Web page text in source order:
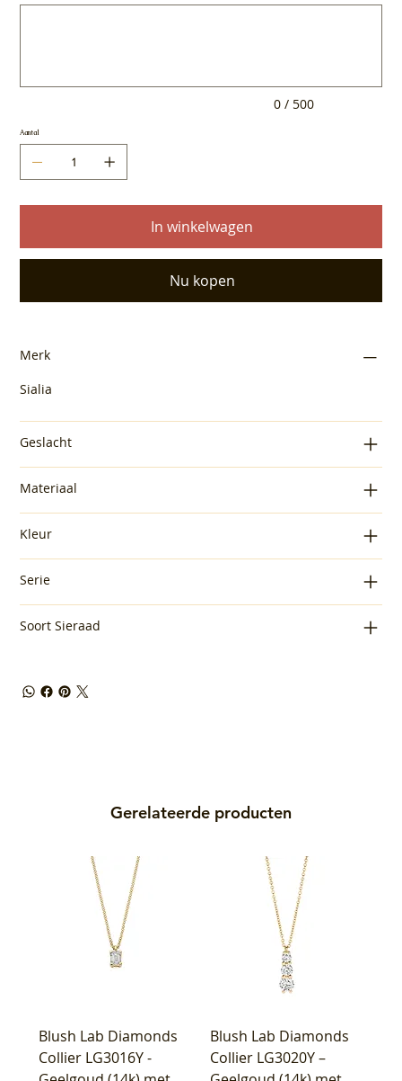
0 / 500
Aantal
In winkelwagen
Nu kopen
Merk
Sialia
Geslacht
Materiaal
Kleur
Serie
Soort Sieraad
Gerelateerde producten
Blush Lab Diamonds
Collier LG3016Y -
Blush Lab Diamonds
Collier LG3020Y –